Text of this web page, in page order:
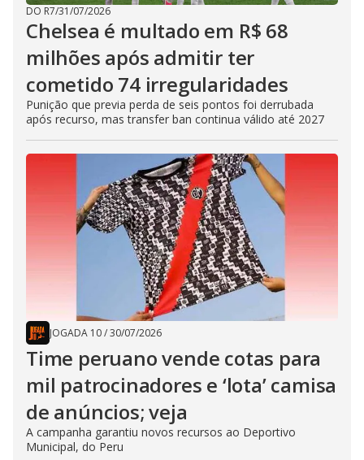
DO R7/31/07/2026
Chelsea é multado em R$ 68
milhões após admitir ter
cometido 74 irregularidades
Punição que previa perda de seis pontos foi derrubada
após recurso, mas transfer ban continua válido até 2027
JOGADA 10/30/07/2026
Time peruano vende cotas para
mil patrocinadores e ‘lota’ camisa
de anúncios; veja
A campanha garantiu novos recursos ao Deportivo
Municipal, do Peru